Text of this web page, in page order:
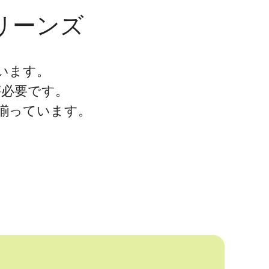
ーンズ
す。
要です。
ています。